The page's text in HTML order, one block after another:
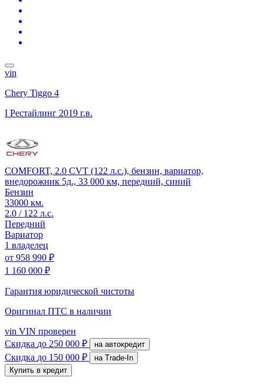
vin
Chery Tiggo 4
I Рестайлинг 2019 г.в.
COMFORT, 2.0 CVT (122 л.с.), бензин, вариатор,
внедорожник 5д., 33 000 км, передний, синий
Бензин
33000 км.
2.0 / 122 л.с.
Передний
Вариатор
1 владелец
от 958 990 ₽
1 160 000 ₽
Гарантия юридической чистоты
Оригинал ПТС в наличии
vin VIN проверен
Скидка до 250 000 ₽ на автокредит
Скидка до 150 000 ₽
на Trade-In
Купить в кредит